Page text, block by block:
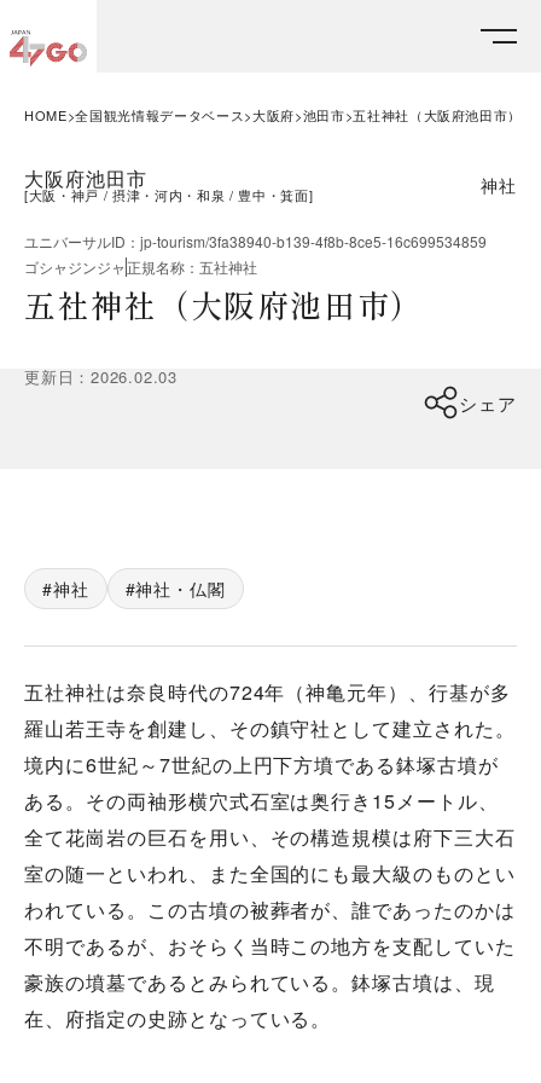
HOME 全国観光情報データベース 大阪府 池田市 五社神社（大阪府池田市）
大阪府池田市
[大阪・神戸 摂津・河内・和泉 豊中・箕面] 神社
ユニバーサルID ： jp-tourism/3fa38940-b139-4f8b-8ce5-16c699534859
ゴシャジンジャ正規名称 ： 五社神社
五社神社（大阪府池田市）
更新日 ：2026.02.03
シェア
神社 神社・仏閣
五社神社は奈良時代の724年（神亀元年）、行基が多
羅山若王寺を創建し、その鎮守社として建立された。
境内に6世紀～7世紀の上円下方墳である鉢塚古墳が
ある。その両袖形横穴式石室は奥行き15メートル、
全て花崗岩の巨石を用い、その構造規模は府下三大石
室の随一といわれ、また全国的にも最大級のものとい
われている。この古墳の被葬者が、誰であったのかは
不明であるが、おそらく当時この地方を支配していた
豪族の墳墓であるとみられている。鉢塚古墳は、現
在、府指定の史跡となっている。